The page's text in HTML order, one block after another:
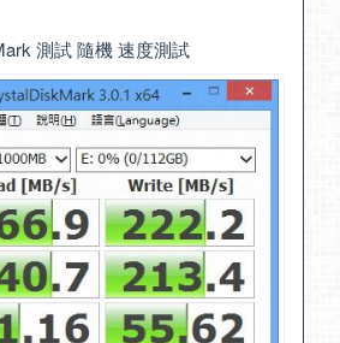
測試 隨機 速度測試